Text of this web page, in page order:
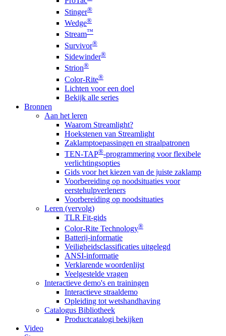
Stinger®
Wedge®
Stream™
Survivor®
Sidewinder®
Strion®
Color-Rite®
Lichten voor een doel
Bekijk alle series
Bronnen
Aan het leren
Waarom Streamlight?
Hoekstenen van Streamlight
Zaklamptoepassingen en straalpatronen
TEN-TAP®-programmering voor flexibele
verlichtingsopties
Gids voor het kiezen van de juiste zaklamp
Voorbereiding op noodsituaties voor
eerstehulpverleners
Voorbereiding op noodsituaties
Leren (vervolg)
TLR Fit-gids
Color-Rite Technology®
Batterij-informatie
Veiligheidsclassificaties uitgelegd
ANSI-informatie
Verklarende woordenlijst
Veelgestelde vragen
Interactieve demo's en trainingen
Interactieve straaldemo
Opleiding tot wetshandhaving
Catalogus Bibliotheek
Productcatalogi bekijken
Video